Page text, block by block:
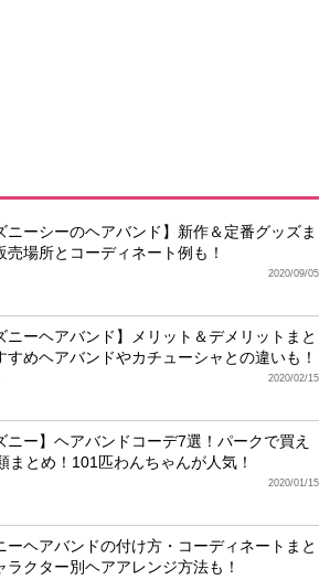
ニーシーのヘアバンド】新作＆定番グッズま
売場所とコーディネート例も！
2020/09/05
ニーヘアバンド】メリット＆デメリットまと
すめヘアバンドやカチューシャとの違いも！
2020/02/15
ニー】ヘアバンドコーデ7選！パークで買え
まとめ！101匹わんちゃんが人気！
2020/01/15
ーヘアバンドの付け方・コーディネートまと
ラクター別ヘアアレンジ方法も！